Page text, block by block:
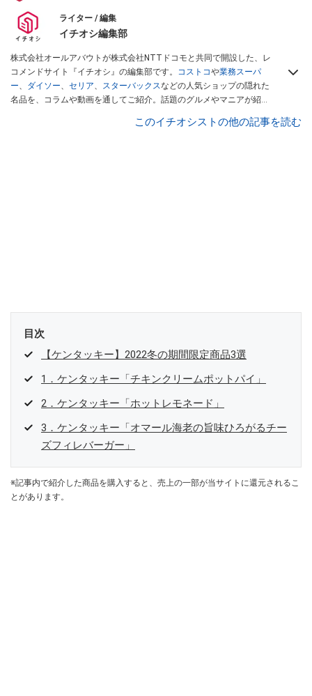
ライター / 編集
イチオシ編集部
株式会社オールアバウトが株式会社NTTドコモと共同で開設した、レ
コメンドサイト『イチオシ』の編集部です。 コストコや業務スーパ
ー、 ダイソー、 セリア、 スターバックスなどの人気ショップの隠れた
名品を、コラムや動画を通してご紹介。話題のグルメやマニアが紹介
インフルエンサーが実際に使用してレビューしています。毎日トレン
このイチオシストの他の記事を読む
目次
【ケンタッキー】2022冬の期間限定商品3選
1．ケンタッキー「チキンクリームポットパイ」
2．ケンタッキー「ホットレモネード」
3．ケンタッキー「オマール海老の旨味ひろがるチー
ズフィレバーガー」
※記事内で紹介した商品を購入すると、売上の一部が当サイトに還元されるこ
とがあります。